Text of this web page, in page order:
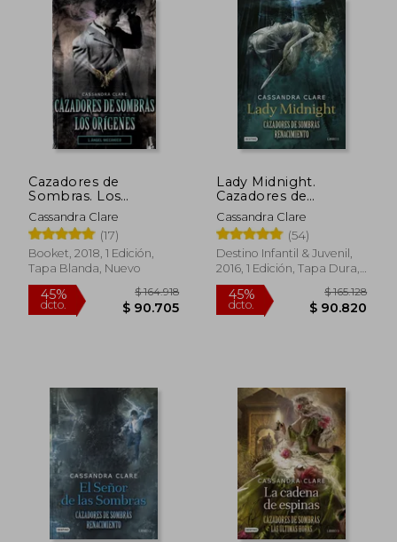
$ 35.000
Rápido
45%
dcto.
Cazadores de
Sombras. Los
Origenes 1. Angel
Mecani
Cassandra Clare
(17)
Booket, 2018, 1 Edición,
Tapa Blanda, Nuevo
Lady Midnight.
Cazadores de
Sombras
Renacimiento 1 (la
Isla del Tiempo Plus)
Cassandra Clare
(54)
Destino Infantil & Juvenil,
2016, 1 Edición, Tapa Dura,
Nuevo